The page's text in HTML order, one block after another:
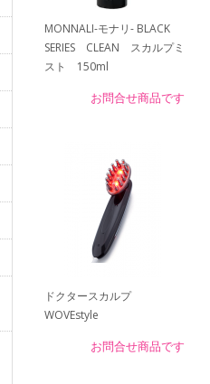
MONNALI-モナリ- BLACK
SERIES CLEAN スカルプミ
スト 150ml
お問合せ商品です
ドクタースカルプ
WOVEstyle
お問合せ商品です